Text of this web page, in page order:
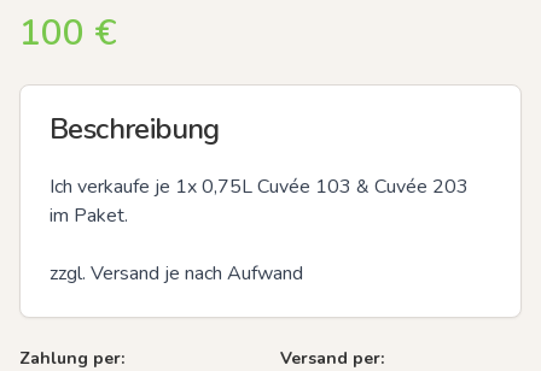
100 €
Beschreibung
Ich verkaufe je 1x 0,75L Cuvée 103 & Cuvée 203
im Paket.
zzgl. Versand je nach Aufwand
Zahlung per:
Versand per: